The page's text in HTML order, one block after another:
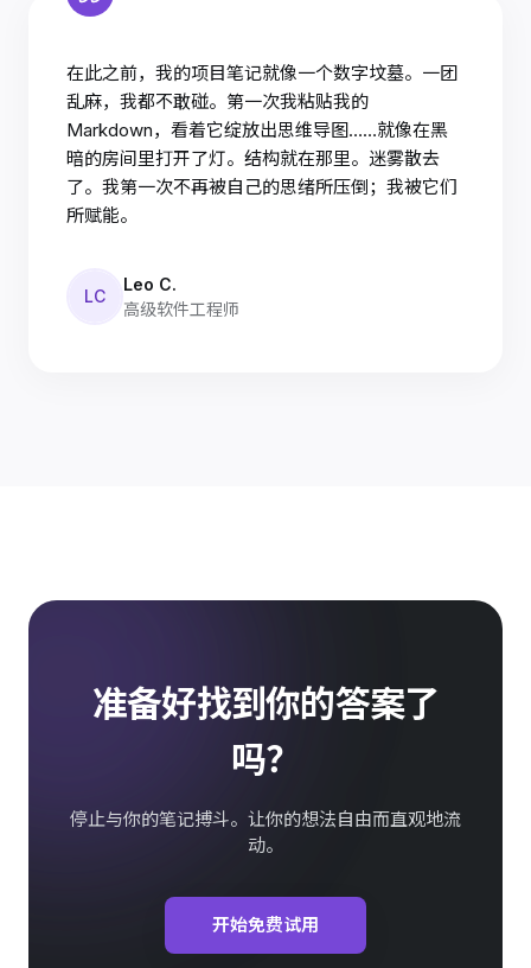
在此之前，我的项目笔记就像一个数字坟墓。一团
乱麻，我都不敢碰。第一次我粘贴我的
Markdown，看着它绽放出思维导图……就像在黑
暗的房间里打开了灯。结构就在那里。迷雾散去
了。我第一次不再被自己的思绪所压倒；我被它们
所赋能。
LC
Leo C.
高级软件工程师
准备好找到你的答案了
吗？
停止与你的笔记搏斗。让你的想法自由而直观地流
动。
开始免费试用